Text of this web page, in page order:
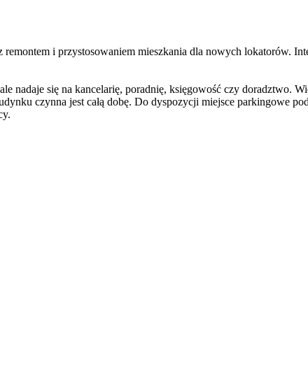
i przystosowaniem mieszkania dla nowych lokatorów.
nadaje się na kancelarię, poradnię, księgowość czy doradztwo.
czynna jest całą dobę. Do dyspozycji miejsce parkingowe